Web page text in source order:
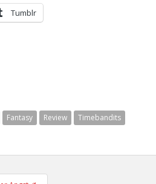
Tumblr
Fantasy Review Timebandits